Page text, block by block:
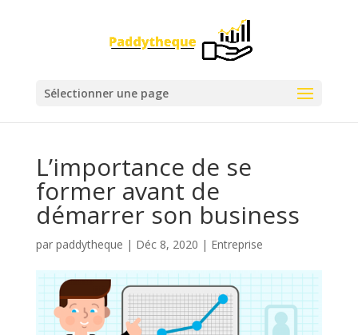
Sélectionner une page
L’importance de se
former avant de
démarrer son business
par paddytheque | Déc 8, 2020 | Entreprise